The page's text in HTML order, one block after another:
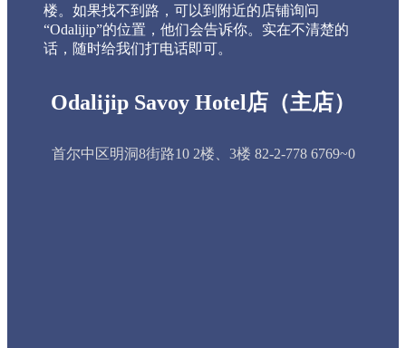
楼。如果找不到路，可以到附近的店铺询问
“Odalijip”的位置，他们会告诉你。实在不清楚的
话，随时给我们打电话即可。
Odalijip Savoy Hotel店（主店）
首尔中区明洞8街路10 2楼、3楼 82-2-778 6769~0